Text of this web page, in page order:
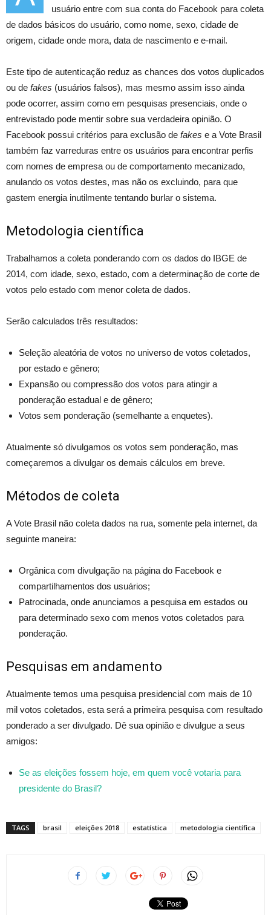
usuário entre com sua conta do Facebook para coleta
de dados básicos do usuário, como nome, sexo, cidade de
origem, cidade onde mora, data de nascimento e e-mail.
Este tipo de autenticação reduz as chances dos votos duplicados
ou de fakes (usuários falsos), mas mesmo assim isso ainda
pode ocorrer, assim como em pesquisas presenciais, onde o
entrevistado pode mentir sobre sua verdadeira opinião. O
Facebook possui critérios para exclusão de fakes e a Vote Brasil
também faz varreduras entre os usuários para encontrar perfis
com nomes de empresa ou de comportamento mecanizado,
anulando os votos destes, mas não os excluindo, para que
gastem energia inutilmente tentando burlar o sistema.
Metodologia científica
Trabalhamos a coleta ponderando com os dados do IBGE de
2014, com idade, sexo, estado, com a determinação de corte de
votos pelo estado com menor coleta de dados.
Serão calculados três resultados:
Seleção aleatória de votos no universo de votos coletados,
por estado e gênero;
Expansão ou compressão dos votos para atingir a
ponderação estadual e de gênero;
Votos sem ponderação (semelhante a enquetes).
Atualmente só divulgamos os votos sem ponderação, mas
começaremos a divulgar os demais cálculos em breve.
Métodos de coleta
A Vote Brasil não coleta dados na rua, somente pela internet, da
seguinte maneira:
Orgânica com divulgação na página do Facebook e
compartilhamentos dos usuários;
Patrocinada, onde anunciamos a pesquisa em estados ou
para determinado sexo com menos votos coletados para
ponderação.
Pesquisas em andamento
Atualmente temos uma pesquisa presidencial com mais de 10
mil votos coletados, esta será a primeira pesquisa com resultado
ponderado a ser divulgado. Dê sua opinião e divulgue a seus
amigos:
Se as eleições fossem hoje, em quem você votaria para
presidente do Brasil?
TAGS brasil eleições 2018 estatística metodologia científica